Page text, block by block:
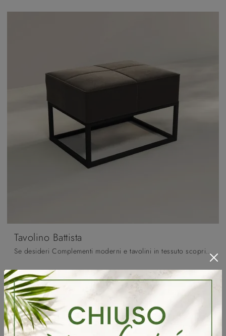
Tavolino Battista
Se desideri Complementi moderni e tavolini in tessuto scopri di più sul modello Tavolino Battista del brand Fratelli Mirandola.